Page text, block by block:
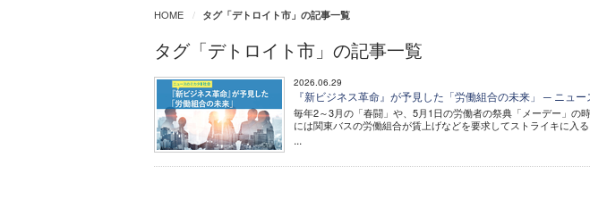
HOME タグ「デトロイト市」の記事一覧
タグ「デトロイト市」の記事一覧
2026.06.29
『新ビジネス革命』が予見した「労働組合の未来」 ─ ニュー
毎年2～3月の「春闘」や、5月1日の労働者の祭典「メーデー」の
には関東バスの労働組合が賃上げなどを要求してストライキに入る
...